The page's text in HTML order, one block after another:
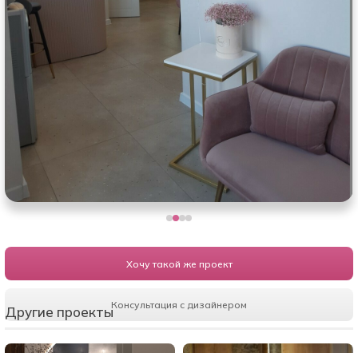
Хочу такой же проект
Консультация с дизайнером
Другие проекты